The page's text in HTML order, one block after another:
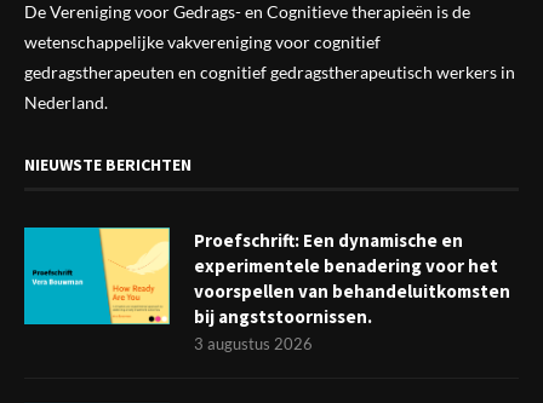
De Vereniging voor Gedrags- en Cognitieve therapieën is de
wetenschappelijke vakverenigingvoor cognitief
gedragstherapeuten en cognitief gedragstherapeutisch werkers in
Nederland.
NIEUWSTE BERICHTEN
Proefschrift: Een dynamische en
experimentele benadering voor het
voorspellen van behandeluitkomsten
bij angststoornissen.
3 augustus 2026